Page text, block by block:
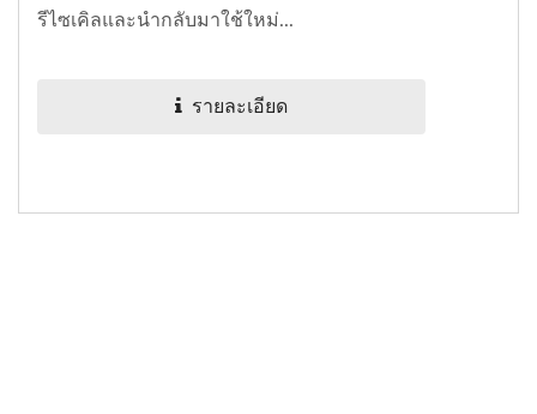
รีไซเคิลและนำกลับมาใช้ใหม่...
รายละเอียด